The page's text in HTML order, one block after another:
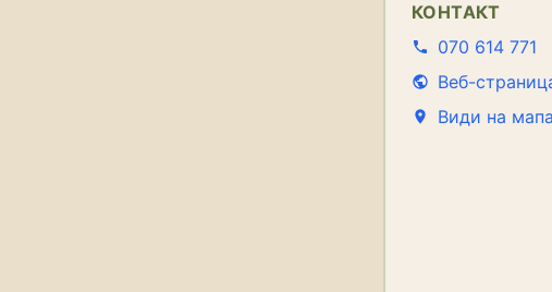
КОНТАКТ
070 614 771
Веб-
Види на мапа